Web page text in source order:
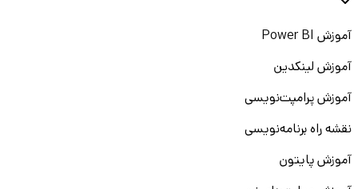
آموزش Power BI
آموزش لینکدین
آموزش پرامپت‌نویسی
نقشه راه برنامه‌نویسی
آموزش پایتون